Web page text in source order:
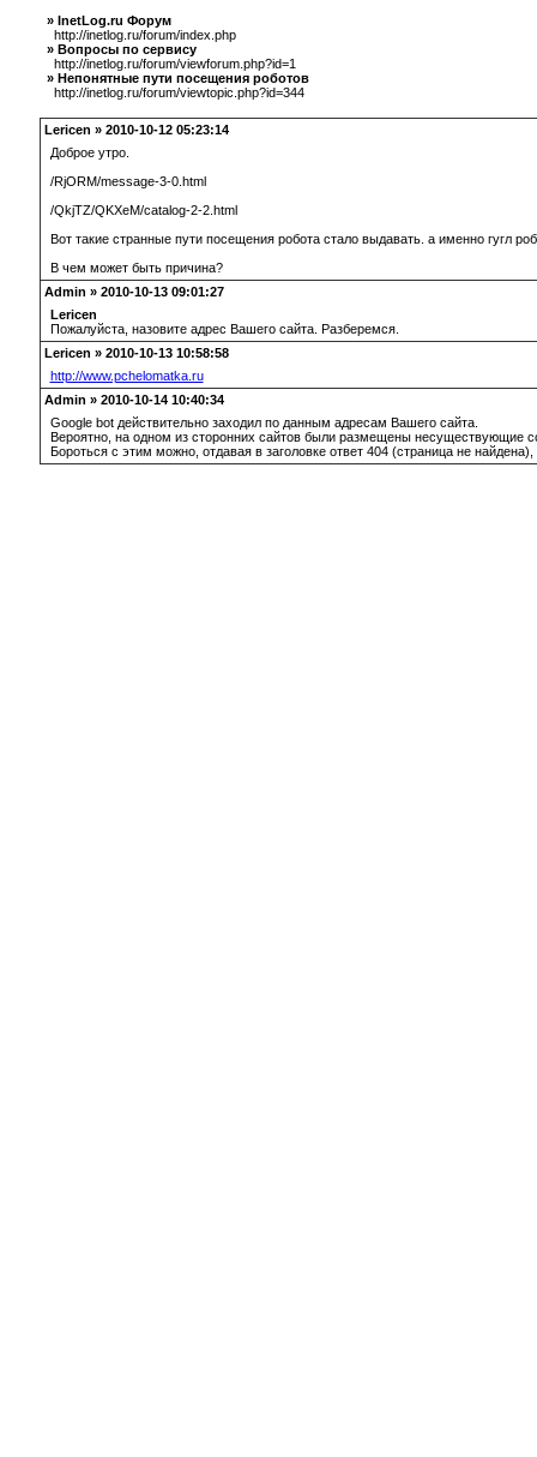
» InetLog.ru Форум
http://inetlog.ru/forum/index.php
» Вопросы по сервису
http://inetlog.ru/forum/viewforum.php?id=1
» Непонятные пути посещения роботов
http://inetlog.ru/forum/viewtopic.php?id=344
Lericen » 2010-10-12 05:23:14
Доброе утро.
/RjORM/message-3-0.html
/QkjTZ/QKXeM/catalog-2-2.html
Вот такие странные пути посещения робота стало выдавать. а именно гугл
В чем может быть причина?
Admin » 2010-10-13 09:01:27
Lericen
Пожалуйста, назовите адрес Вашего сайта. Разберемся.
Lericen » 2010-10-13 10:58:58
http://www.pchelomatka.ru
Admin » 2010-10-14 10:40:34
Google bot действительно заходил по данным адресам Вашего сайта.
Вероятно, на одном из сторонних сайтов были размещены несуществующие
Бороться с этим можно, отдавая в заголовке ответ 404 (страница не